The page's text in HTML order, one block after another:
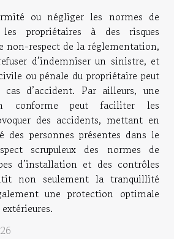
ou négliger les normes de
les propriétaires à des risques
non-respect de la réglementation,
d’indemniser un sinistre, et
ou pénale du propriétaire peut
d’accident. Par ailleurs, une
conforme peut faciliter les
des accidents, mettant en
des personnes présentes dans le
scrupuleux des normes de
d’installation et des contrôles
non seulement la tranquillité
une protection optimale